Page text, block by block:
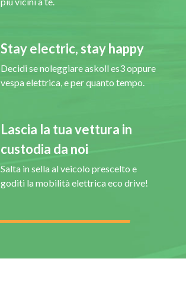
Stay electric, stay happy
Decidi se noleggiare askoll es3 oppure
vespa elettrica, e per quanto tempo.
Lascia la tua vettura in
custodia da noi
Salta in sella al veicolo prescelto e
goditi la mobilità elettrica eco drive!